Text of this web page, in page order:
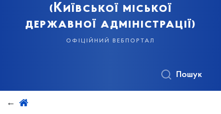
(Київської міської
державної адміністрації)
офіційний вебпортал
Пошук